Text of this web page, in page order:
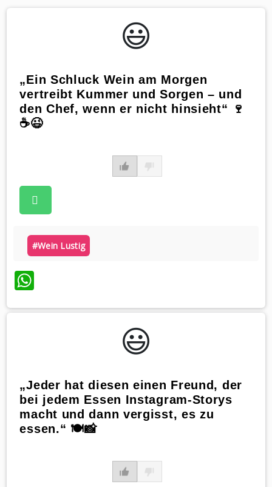
😃️
„Ein Schluck Wein am Morgen
vertreibt Kummer und Sorgen – und
den Chef, wenn er nicht hinsieht“ 🍷
☕️😉
#wein Lustig
WhatsApp
😃️
„Jeder hat diesen einen Freund, der
bei jedem Essen Instagram-Storys
macht und dann vergisst, es zu
essen.“ 🍽️📸